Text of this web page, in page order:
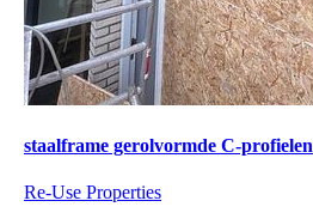
staalframe gerolvormde C-profielen
Re-Use Properties